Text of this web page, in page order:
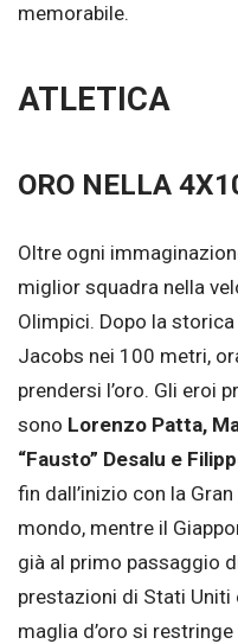
memorabile.
ATLETICA
ORO NELLA
Oltre ogni
miglior squadra nella
Olimpici. Dopo la
Jacobs nei 100 metri,
prendersi l’oro. Gli eroi
sono Lorenzo Patta,
“Fausto” Desalu e
fin dall’inizio con la
mondo, mentre il
già al primo passaggio
prestazioni di Stati Uniti
maglia d’oro si